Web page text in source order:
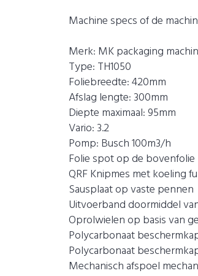
Machine specs of de
Merk: MK packaging
Type: TH1050
Foliebreedte: 420mm
Afslag lengte: 300mm
Diepte maximaal: 95mm
Vario: 3.2
Pomp: Busch 100m3/h
Folie spot op de bovenfolie
QRF Knipmes met koeling
Sausplaat op vaste pennen
Uitvoerband doormiddel
Oprolwielen op basis van
Polycarbonaat
Polycarbonaat
Mechanisch afspoel